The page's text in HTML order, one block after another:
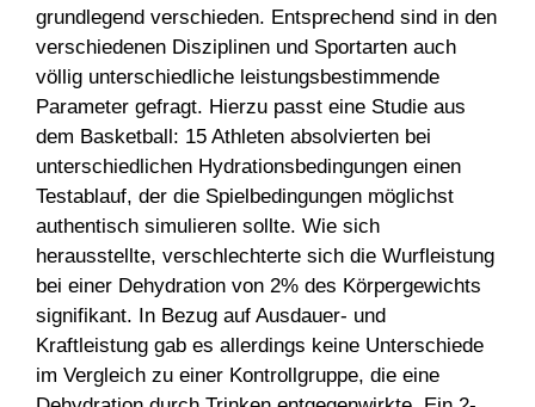
grundlegend verschieden. Entsprechend sind in den
verschiedenen Disziplinen und Sportarten auch
völlig unterschiedliche leistungsbestimmende
Parameter gefragt. Hierzu passt eine Studie aus
dem Basketball: 15 Athleten absolvierten bei
unterschiedlichen Hydrationsbedingungen einen
Testablauf, der die Spielbedingungen möglichst
authentisch simulieren sollte. Wie sich
herausstellte, verschlechterte sich die Wurfleistung
bei einer Dehydration von 2% des Körpergewichts
signifikant. In Bezug auf Ausdauer- und
Kraftleistung gab es allerdings keine Unterschiede
im Vergleich zu einer Kontrollgruppe, die eine